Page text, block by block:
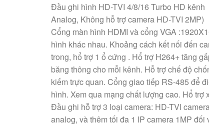
Đầu ghi hình HD-TVI 4/8/16 Turbo HD
Analog, Không hỗ trợ camera HD-TVI 2MP)
Cổng màn hình HDMI và cổng VGA
hình khác nhau. Khoảng cách kết nối đến
trong, hổ trợ 1 ổ cứng . Hổ trợ H264+ tăng
băng thông cho mỗi kênh. Hỗ trợ chế độ
kiếm trực quan. Cổng giao tiếp RS-485 để
hình. Xem qua mạng chất lượng cao. Hổ trợ
Đầu ghi hỗ trợ 3 loại camera: HD-TVI
analog, và thêm tối đa 1 IP camera 1MP